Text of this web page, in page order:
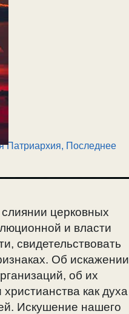
Патриархия, Последнее
церковных
и власти
свидетельствовать
Об искажении
об их
как духа
Искушение нашего